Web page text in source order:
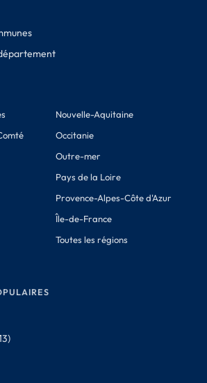
Nouvelle-Aquitaine
Occitanie
Outre-mer
Pays de la Loire
Provence-Alpes-Côte d'Azur
Île-de-France
Toutes les régions